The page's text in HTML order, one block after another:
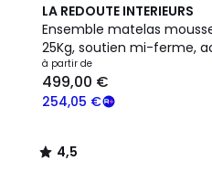
LA REDOUTE INTERIEURS
Ensemble matelas
25Kg, soutien mi-ferme,
moelleux+sommier
à partir de
254,05 €
499,00 €
4,5
/ 5
4,5
/